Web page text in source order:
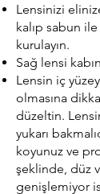
Lensinizi
kalıp sabun ile
kurulayın.
Sağ lensi
Lensin iç
olmasına
düzeltin.
yukarı
koyunuz ve
şeklinde, düz
genişlemiyor